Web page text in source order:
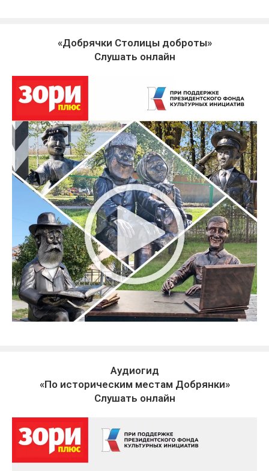
«Добрячки Столицы доброты»
Слушать онлайн
Аудиогид
«По историческим местам Добрянки»
Слушать онлайн